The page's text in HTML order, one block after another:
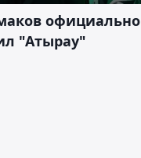
официально
"Атырау"